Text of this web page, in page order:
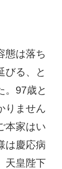
態は落ち
びる、と
。97歳と
りません
本家はい
は慶応病
天皇陛下